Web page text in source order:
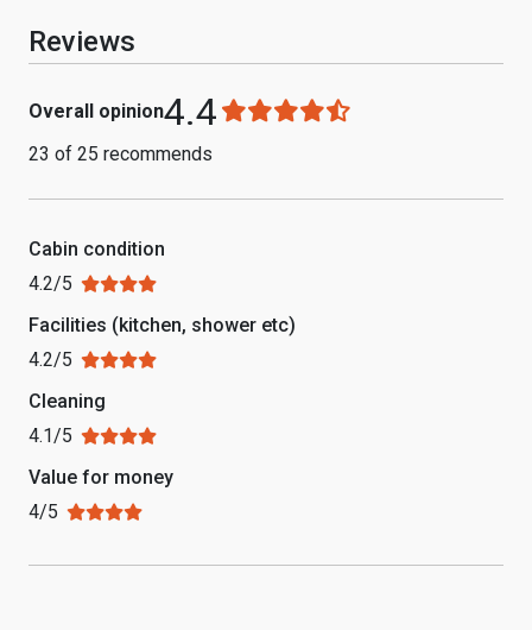
Reviews
Overall opinion4.4
23 of 25 recommends
Cabin condition
4.2/5
Facilities (kitchen, shower etc)
4.2/5
Cleaning
4.1/5
Value for money
4/5